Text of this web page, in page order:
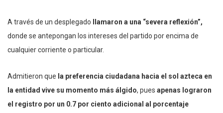
A través de un desplegado
llamaron a una “severa reflexión”,
donde se antepongan los intereses del partido por encima de
cualquier corriente o particular.
Admitieron que la preferencia ciudadana hacia el sol azteca en
la entidad vive su momento más álgido, pues apenas lograron
el registro por un 0.7 por ciento adicional al porcentaje